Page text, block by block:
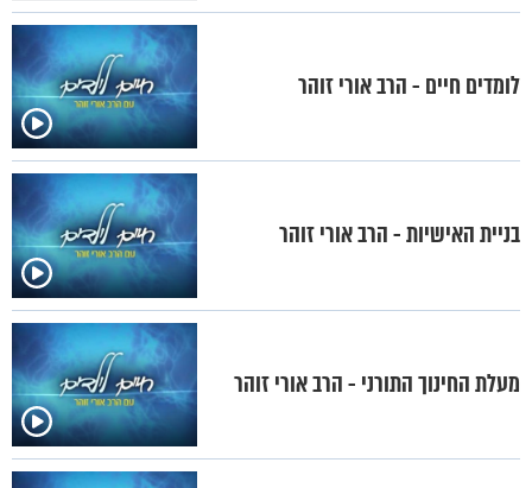
לומדים חיים - הרב אורי זוהר
בניית האישיות - הרב אורי זוהר
מעלת החינוך התורני - הרב אורי זוהר